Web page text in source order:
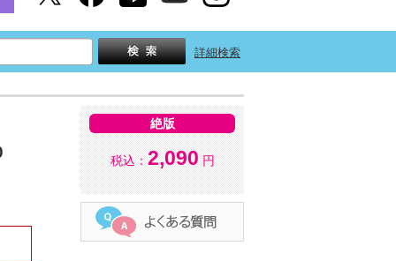
詳細検索
絶版
税込： 2,090 円